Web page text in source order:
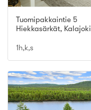
Tuomipakkaintie 5
Hiekkasärkät, Kalajoki
1h,k,s